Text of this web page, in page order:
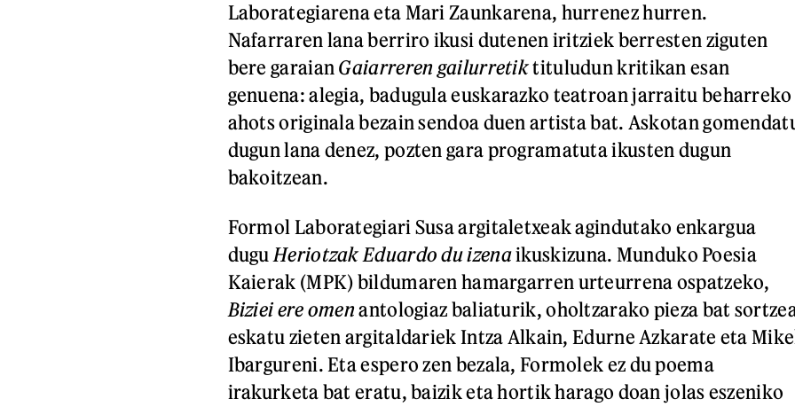
Laborategiarena eta Mari Zaunkarena, hurrenez hurren.
Nafarraren lana berriro ikusi dutenen iritziek berresten ziguten
bere garaian Gaiarreren gailurretiktituludun kritikan esan
genuena: alegia, badugula euskarazko teatroan jarraitu beharreko
ahots originala bezain sendoa duen artista bat. Askotan
dugun lana denez, pozten gara programatuta ikusten dugun
bakoitzean.
Formol Laborategiari Susa argitaletxeak agindutako enkargua
dugu Heriotzak Eduardo du izenaikuskizuna. Munduko Poesia
Kaierak (MPK) bildumaren hamargarren urteurrena ospatzeko,
Biziei ere omenantologiaz baliaturik, oholtzarako pieza bat
eskatu zieten argitaldariek Intza Alkain, Edurne Azkarate eta
Ibargureni. Eta espero zen bezala, Formolek ez du poema
irakurketa bat eratu, baizik eta hortik harago doan jolas eszeniko